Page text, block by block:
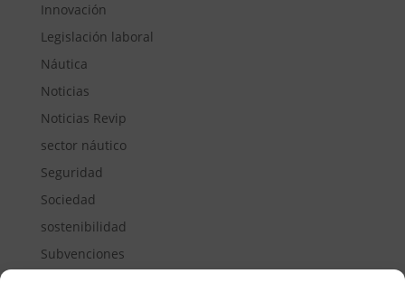
Innovación
Legislación laboral
Náutica
Noticias
Noticias Revip
sector náutico
Seguridad
Sociedad
sostenibilidad
Subvenciones